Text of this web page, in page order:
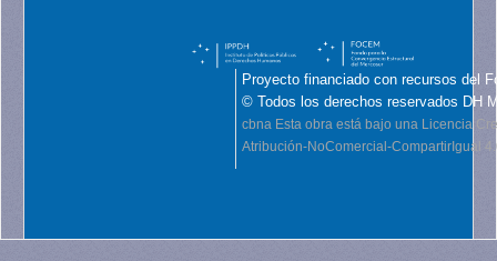
Proyecto financiado con recursos del
© Todos los derechos reservados DH
cbna Esta obra está bajo una Licencia
Atribución-NoComercial-CompartirIgual